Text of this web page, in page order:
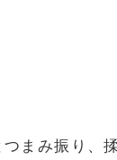
まみ振り、